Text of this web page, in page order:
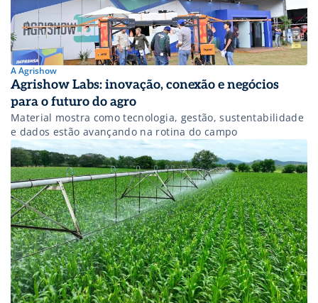
A Agrishow
Agrishow Labs: inovação, conexão e negócios
para o futuro do agro
Material mostra como tecnologia, gestão, sustentabilidade
e dados estão avançando na rotina do campo